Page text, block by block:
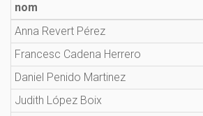
nom
Anna Revert Pérez
Francesc Cadena Herrero
Daniel Penido Martinez
Judith López Boix